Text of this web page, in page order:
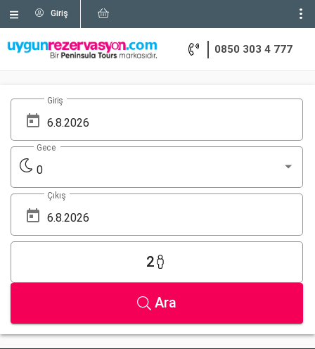
Giriş
0850 303 4 777
Giriş
0
Gece
Çıkış
2
Ara